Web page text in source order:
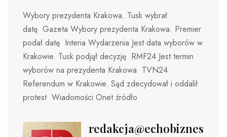
Wybory prezydenta Krakowa. Tusk wybrał
datę Gazeta Wybory prezydenta Krakowa. Premier
podał datę Interia Wydarzenia Jest data wyborów w
Krakowie. Tusk podjął decyzję RMF24 Jest termin
wyborów na prezydenta Krakowa TVN24
Referendum w Krakowie. Sąd zdecydował i oddalił
protest Wiadomości Onet źródło
redakcja@echobiznesu.pl